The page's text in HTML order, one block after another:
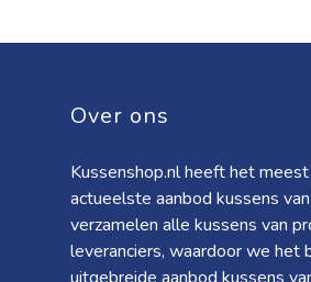
Over ons
Kussenshop.nl heeft het
actueelste aanbod kussens
verzamelen alle kussens van
leveranciers, waardoor we het